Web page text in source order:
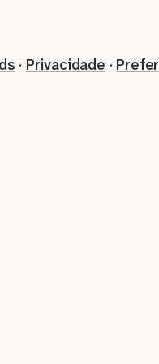
· Privacidade ·